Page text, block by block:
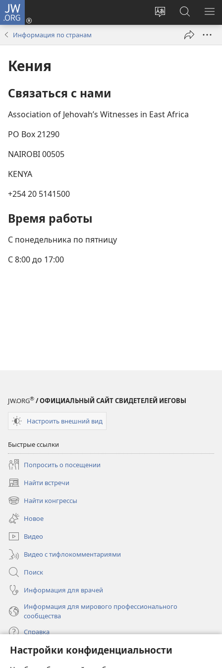
Настройки конфиденциальности
JW.ORG
Изменить
Войти
(открываетсяПоиск
по
jw.org
Информация по странам
Кения
Связаться с нами
Association of Jehovah’s Witnesses in East Africa
PO Box 21290
NAIROBI 00505
KENYA
+254 20 5141500
Время работы
С понедельника по пятницу
С 8:00 до 17:00
JW.ORG® / ОФИЦИАЛЬНЫЙ САЙТ СВИДЕТЕЛЕЙ ИЕГОВЫ
Настроить внешний вид
Быстрые ссылки
Попросить о посещении
Найти встречи
(открывается
в
новом
окне)
Найти конгрессы
(открывается
новом
окне)
Новое
Видео
Видео с тифлокомментариями
Поиск
Информация для врачей
Информация для мирового профессионального
сообщества
Справка
Пожертвования